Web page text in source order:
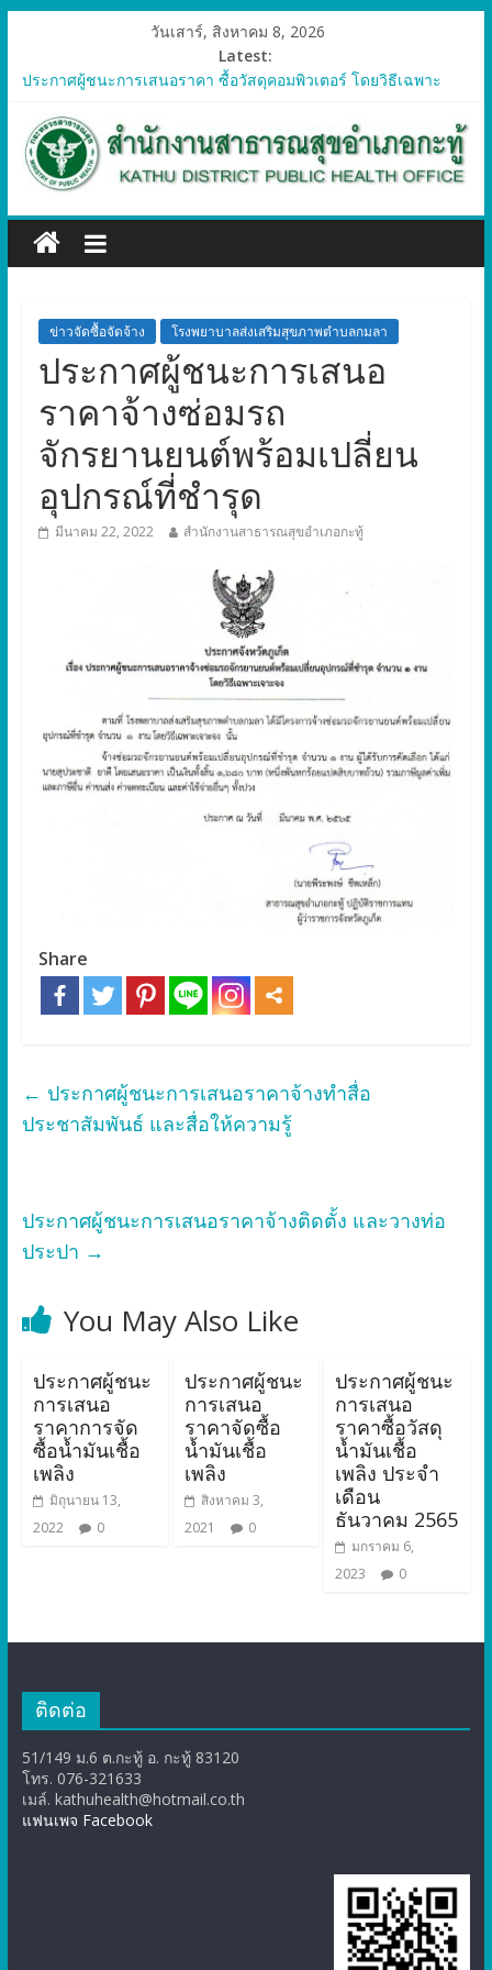
วันเสาร์, สิงหาคม 8, 2026
Latest:
ประกาศผู้ชนะการเสนอราคา ซื้อวัสดุคอมพิวเตอร์ โดยวิธีเฉพาะ
ประกาศผู้ชนะการเสนอราคา จัดซื้อวัสดุทางการแพทย์สำหรับ
โครงการป้องกันควบคุมโรคติดต่อและภัยสุขภาพในแรงงานต่างด้าว
อำเภอกะทู้ ปี 2569
เจาะจง
ประกาศผู้ชนะการเสนอรา ซื้อวัสดุงานบ้านงานครัว โดยวิธีเฉพาะ
เจาะจง
เจาะจงข่าวจัดซื้อจัดจ้าง โรงพยาบาลส่งเสริมสุขภาพตำบลกมลา
ประกาศผู้ชนะการเสนอ
ราคาจ้างซ่อมรถ
จักรยานยนต์พร้อมเปลี่ยน
อุปกรณ์ที่ชำรุด
มีนาคม 22, 2022 สำนักงานสาธารณสุขอำเภอกะทู้
Share
← ประกาศผู้ชนะการเสนอราคาจ้างทำสื่อ
ประชาสัมพันธ์ และสื่อให้ความรู้
ประกาศผู้ชนะการเสนอราคาจ้างติดตั้ง และวางท่อ
ประปา →
You May Also Like
ประกาศผู้ชนะ
การเสนอ
ราคาการจัด
ซื้อน้ำมันเชื้อ
เพลิง
มิถุนายน 13,
2022
0
ประกาศผู้ชนะ
การเสนอ
ราคาจัดซื้อ
น้ำมันเชื้อ
เพลิง
สิงหาคม 3,
2021
0
ประกาศผู้ชนะ
การเสนอ
ราคาซื้อวัสดุ
น้ำมันเชื้อ
เพลิง ประจำ
เดือน
ธันวาคม 2565
มกราคม 6,
2023
0
ติดต่อ
51/149 ม.6 ต.กะทู้ อ. กะทู้ 83120
โทร. 076-321633
เมล์. kathuhealth@hotmail.co.th
แฟนเพจ Facebook